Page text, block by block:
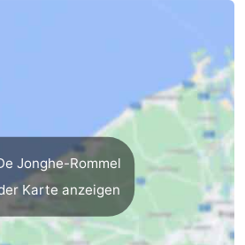
Jonghe-Rommel
Karte anzeigen